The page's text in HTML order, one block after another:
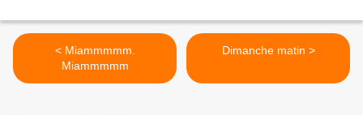
< Miammmmm.
Miammmmm
Dimanche matin >